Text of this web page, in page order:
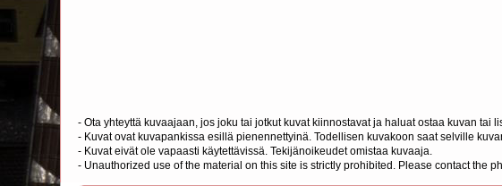
- Ota yhteyttä kuvaajaan, jos joku tai jotkut kuvat kiinnostavat ja haluat ostaa kuvan
- Kuvat ovat kuvapankissa esillä pienennettyinä. Todellisen kuvakoon saat selville
- Kuvat eivät ole vapaasti käytettävissä. Tekijänoikeudet omistaa kuvaaja.
- Unauthorized use of the material on this site is strictly prohibited. Please contact the